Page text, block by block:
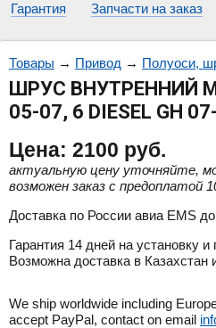
Гарантия
Запчасти на заказ
Товары → Привод → Полуоси,
ШРУС ВНУТРЕННИЙ
05-07, 6 DIESEL GH
Цена: 2100 руб.
актуальную цену уточняйте,
возможен заказ с предоплатой
Доставка по России авиа EMS
Гарантия 14 дней на установку
Возможна доставка в Казахстан
We ship worldwide including
accept PayPal, contact on email